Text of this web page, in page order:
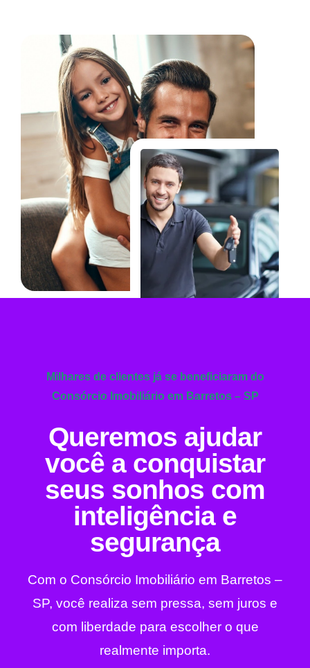
Milhares de clientes já se beneficiaram do
Consórcio Imobiliário em Barretos – SP
Queremos ajudar
você a conquistar
seus sonhos com
inteligência e
segurança
Com o Consórcio Imobiliário em Barretos –
SP, você realiza sem pressa, sem juros e
com liberdade para escolher o que
realmente importa.